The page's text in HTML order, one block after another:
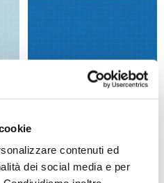
contenuti ed
dei social media e per